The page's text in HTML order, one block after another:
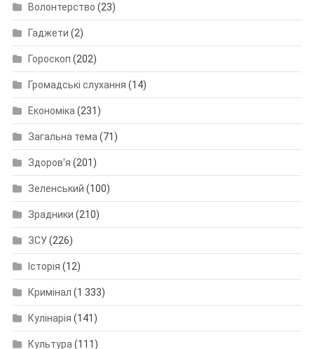
Волонтерство (23)
Гаджети (2)
Гороскоп (202)
Громадські слухання (14)
Економіка (231)
Загальна тема (71)
Здоров'я (201)
Зеленський (100)
Зрадники (210)
ЗСУ(226)
Історія (12)
Кримінал (1 333)
Кулінарія (141)
Культура (111)